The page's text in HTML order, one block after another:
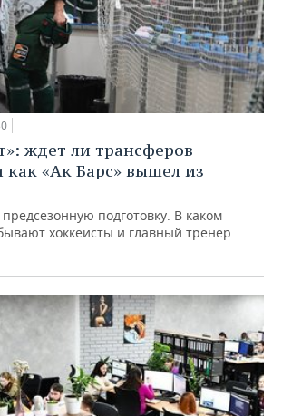
ждет ли трансферов
как «Ак Барс» вышел из
подготовку. В каком
хоккеисты и главный тренер